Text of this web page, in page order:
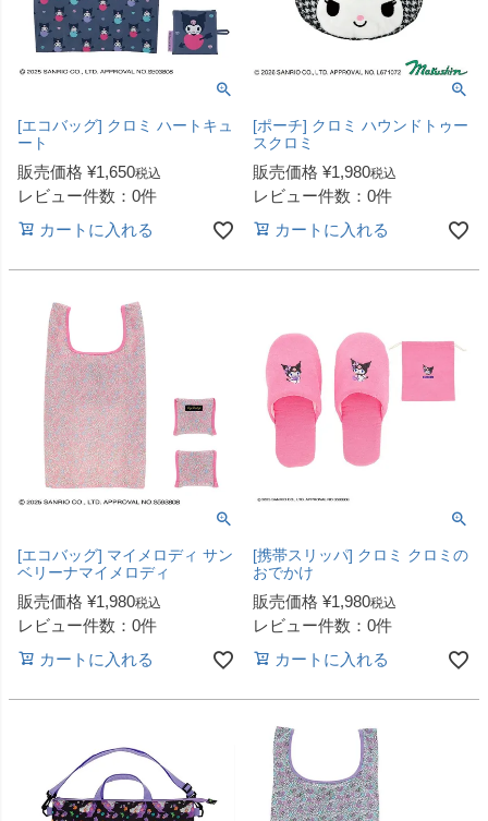
[エコバッグ] クロミ ハートキュ
ート
販売価格 ¥1,650税込
レビュー件数：0件
カートに入れる
[ポーチ] クロミ ハウンドトゥー
スクロミ
販売価格 ¥1,980税込
レビュー件数：0件
カートに入れる
[エコバッグ] マイメロディ サン
ベリーナマイメロディ
販売価格 ¥1,980税込
レビュー件数：0件
カートに入れる
[携帯スリッパ] クロミ クロミの
おでかけ
販売価格 ¥1,980税込
レビュー件数：0件
カートに入れる